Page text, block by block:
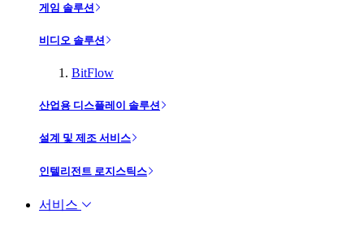
게임 솔루션
비디오 솔루션
BitFlow
산업용 디스플레이 솔루션
설계 및 제조 서비스
인텔리전트 로지스틱스
서비스